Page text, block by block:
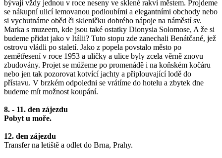
bývají vždy jednou v roce neseny ve sklené rakvi městem. Projdeme
se nákupní ulicí lemovanou podloubími a elegantními obchody nebo
si vychutnáme oběd či skleničku dobrého nápoje na náměstí sv.
Marka s muzeem, kde jsou také ostatky Dionysia Solomose, A že si
budeme přidat jako v Itálii? Tuto stopu zde zanechali Benátčané, jež
ostrovu vládli po staletí. Jako z popela povstalo město po
zemětřesení v roce 1953 a uličky a ulice byly zcela věrně znovu
zbudovány. Projet se můžeme po promenádě i na koňském kočáru
nebo jen tak pozorovat kotvící jachty a připlouvající lodě do
přístavu. V brzkém odpoledni se vrátíme do hotelu a zbytek dne
budeme mít možnost koupání.
8. - 11. den zájezdu
Pobyt u moře.
12. den zájezdu
Transfer na letiště a odlet do Brna, Prahy.